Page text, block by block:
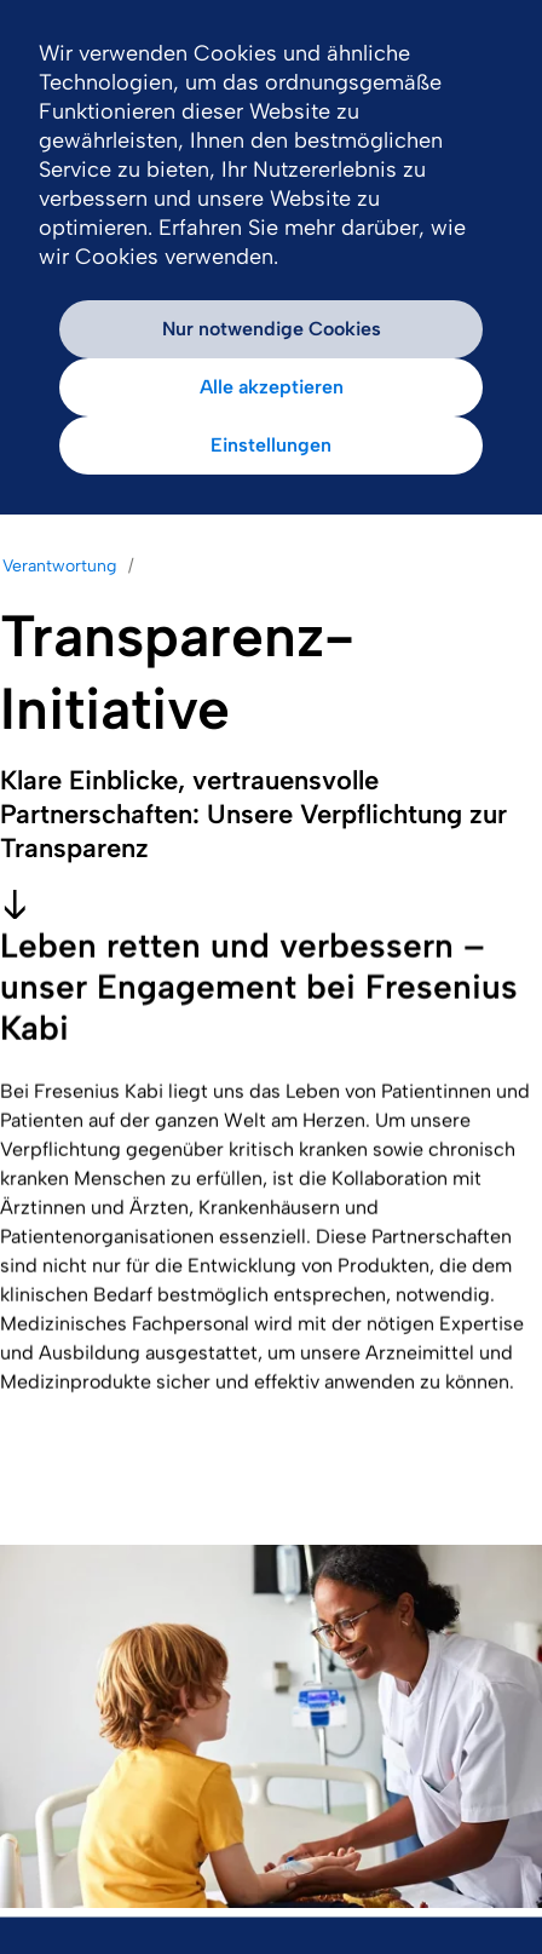
Verantwortung
Transparenz-
Initiative
Klare Einblicke, vertrauensvolle
Partnerschaften: Unsere Verpflichtung zur
Transparenz
Leben retten und verbessern –
unser Engagement bei Fresenius
Kabi
Bei Fresenius Kabi liegt uns das Leben von Patientinnen und
Patienten auf der ganzen Welt am Herzen. Um unsere
Verpflichtung gegenüber kritisch kranken sowie chronisch
kranken Menschen zu erfüllen, ist die Kollaboration mit
Ärztinnen und Ärzten, Krankenhäusern und
Patientenorganisationen essenziell. Diese Partnerschaften
sind nicht nur für die Entwicklung von Produkten, die dem
klinischen Bedarf bestmöglich entsprechen, notwendig.
Medizinisches Fachpersonal wird mit der nötigen Expertise
und Ausbildung ausgestattet, um unsere Arzneimittel und
Medizinprodukte sicher und effektiv anwenden zu können.
Wir verwenden Cookies und ähnliche
Technologien, um das ordnungsgemäße
Funktionieren dieser Website zu
gewährleisten, Ihnen den bestmöglichen
Service zu bieten, Ihr Nutzererlebnis zu
verbessern und unsere Website zu
optimieren. Erfahren Sie mehr darüber, wie
wir Cookies verwenden.
Nur notwendige Cookies
Alle akzeptieren
Einstellungen